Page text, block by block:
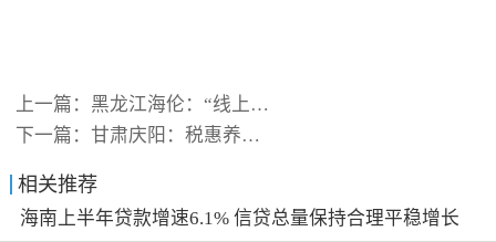
上一篇： 黑龙江海伦：“线上线下”双向
下一篇： 甘肃庆阳：税惠养分滋润民营企
相关推荐
海南上半年贷款增速6.1% 信贷总量保持合理平稳增长